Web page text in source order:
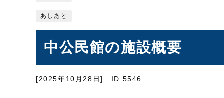
あしあと
中公民館の施設概要
[2025年10月28日] ID:5546